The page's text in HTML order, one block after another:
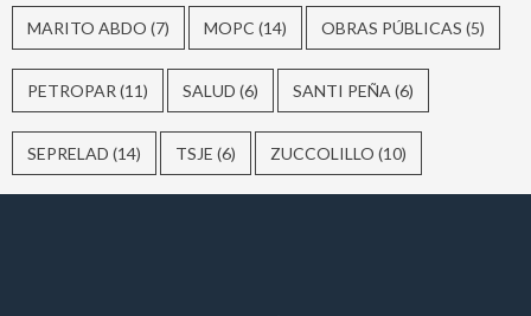
MARITO ABDO (7) MOPC (14) OBRAS PÚBLICAS (5)
PETROPAR (11) SALUD (6) SANTI PEÑA (6)
SEPRELAD (14) TSJE (6) ZUCCOLILLO (10)